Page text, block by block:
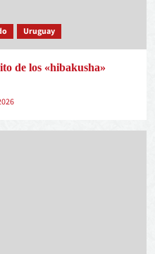
Uruguay
de los «hibakusha»